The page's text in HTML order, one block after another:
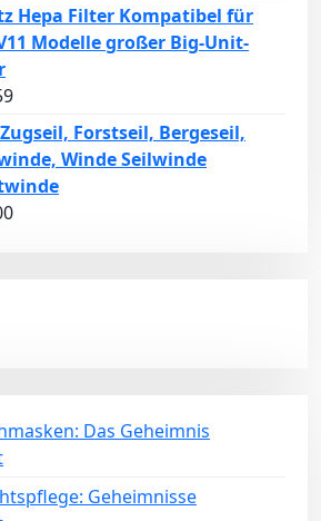
Hepa Filter Kompatibel für
Modelle großer Big-Unit-
Forstseil, Bergeseil,
Winde Seilwinde
Das Geheimnis
Geheimnisse